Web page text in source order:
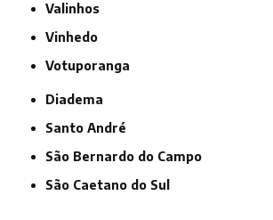
Valinhos
Vinhedo
Votuporanga
Diadema
Santo André
São Bernardo do Campo
São Caetano do Sul